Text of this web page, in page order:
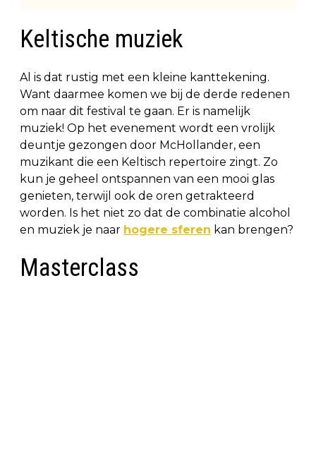
Keltische muziek
Al is dat rustig met een kleine kanttekening.
Want daarmee komen we bij de derde redenen
om naar dit festival te gaan. Er is namelijk
muziek! Op het evenement wordt een vrolijk
deuntje gezongen door McHollander, een
muzikant die een Keltisch repertoire zingt. Zo
kun je geheel ontspannen van een mooi glas
genieten, terwijl ook de oren getrakteerd
worden. Is het niet zo dat de combinatie alcohol
en muziek je naar hogere sferen kan brengen?
Masterclass